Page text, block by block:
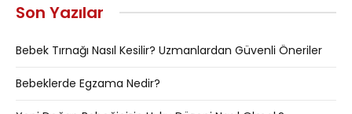
Son Yazılar
Bebek Tırnağı Nasıl Kesilir? Uzmanlardan Güvenli Öneriler
Bebeklerde Egzama Nedir?